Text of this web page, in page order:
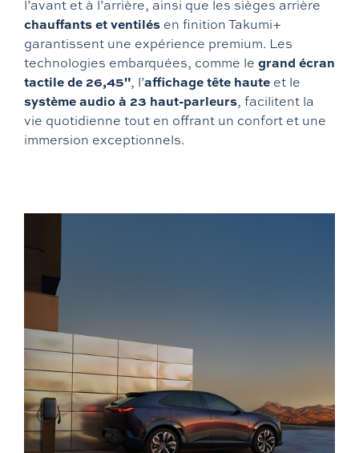
l’avant et à l’arrière, ainsi que les sièges arrière
chauffants et ventilés en finition Takumi+
garantissent une expérience premium. Les
technologies embarquées, comme le grand écran
tactile de 26,45", l’affichage tête haute et le
système audio à 23 haut-parleurs, facilitent la
vie quotidienne tout en offrant un confort et une
immersion exceptionnels.